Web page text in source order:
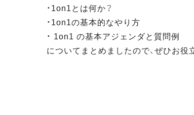
・1on1とは何か？
・1on1の基本的なやり方
・ 1on1 の基本アジェンダと質問例
についてまとめましたので、ぜひお役